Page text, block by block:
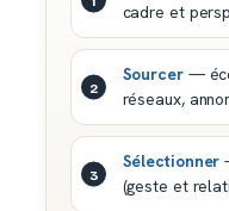
cadre et
Sourcer—
réseaux,
Sélectionner
(geste et